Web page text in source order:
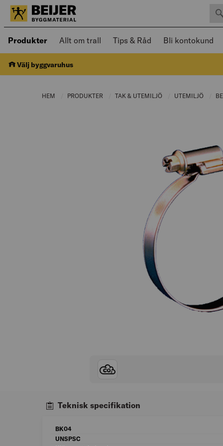
Produkter Öppnad meny kan navigeras med
Allt om trall Tips & Råd Bli kontokund
Välj byggvaruhus
HEM PRODUKTER CURRENT PAGE:
TAK & UTEMILJÖ CURRENT PAGE:
UTEMILJÖ
Teknisk specifikation
BK04
UNSPSC